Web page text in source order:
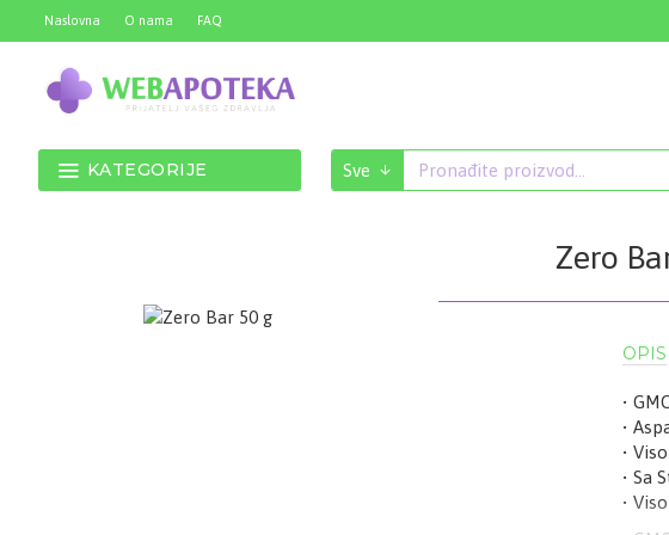
Naslovna O nama FAQ
KATEGORIJE Sve
Zero
OPIS
•
•
•
• Sa
•